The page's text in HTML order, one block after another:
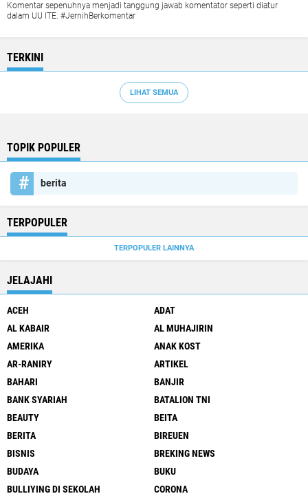
Komentar sepenuhnya menjadi tanggung jawab komentator seperti diatur
dalam UU ITE. #JernihBerkomentar
TERKINI
LIHAT SEMUA
TOPIK POPULER
berita
TERPOPULER
TERPOPULER LAINNYA
JELAJAHI
ACEH
ADAT
AL KABAIR
AL MUHAJIRIN
AMERIKA
ANAK KOST
AR-RANIRY
ARTIKEL
BAHARI
BANJIR
BANK SYARIAH
BATALION TNI
BEAUTY
BEITA
BERITA
BIREUEN
BISNIS
BREKING NEWS
BUDAYA
BUKU
BULLIYING DI SEKOLAH
CORONA